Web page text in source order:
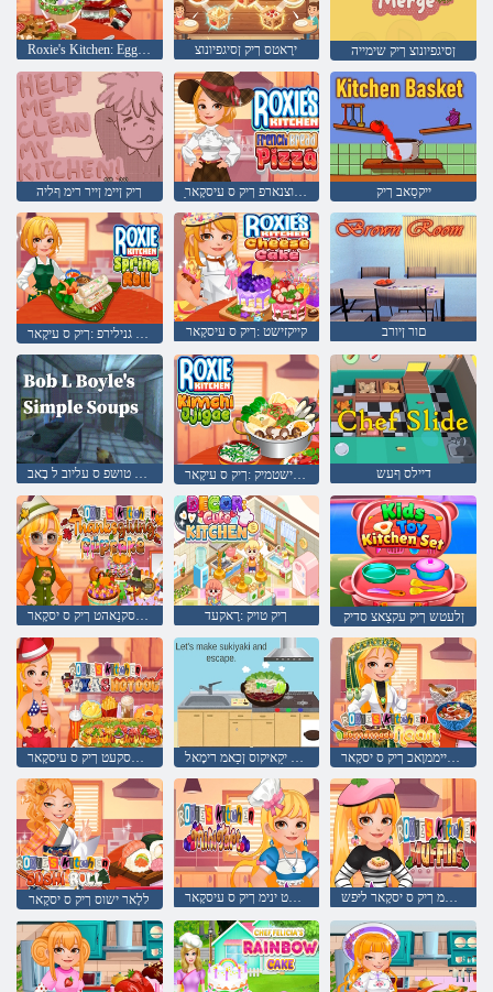
Roxie's Kitchen: Eggnog ירָאטס ךיק ןסיגפיונוצ ןסיגפיונוצ ךיק שימייה
ךיק ןיימ ןייר רימ ףליה ַאציּפ טיורב שיזיוצנארפ ךיק ס עיסקָאר ייקסַאב ךיק
קייקזישט :ךיק ס עיסקָאר םור ןיורב
סּפוס טושּפ ס עליוב ל בָאב עַאגישזדשזד ישטמיק :ךיק ס עיקָאר דיילס ףעש
עקַאקּפוק גניוויגסקנַאהט ךיק ס יסקָאר ךיק טויק :רָאקעד ןלעטש ךיק עקצַאצ סדיק
ללָאר ישוס ךיק ס יסקָאר טרַאט ינימ ךיק ס עיסקָאר זנַאפַאמ ךיק ס יסקָאר ליּפש